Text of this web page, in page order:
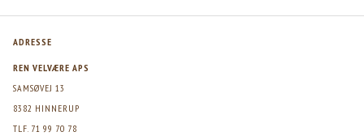
ADRESSE
REN VELVÆRE APS
SAMSØVEJ 13
8382 HINNERUP
TLF. 71 99 70 78